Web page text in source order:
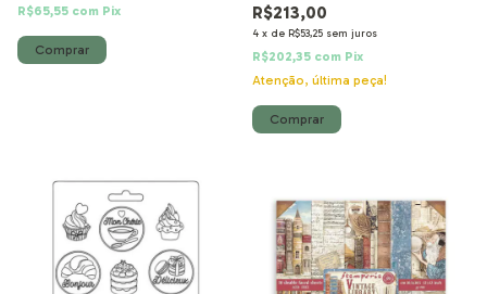
R$65,55 com Pix R$213,00
4 x de R$53,25 sem juros
R$202,35 com Pix
Atenção, última peça!